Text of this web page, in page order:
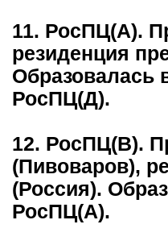
11. РосПЦ(А).
резиденция
Образовалась
РосПЦ(Д).
12. РосПЦ(В).
(Пивоваров),
(Россия).
РосПЦ(А).